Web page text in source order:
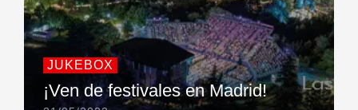
JUKEBOX
¡Ven de festivales en Madrid!